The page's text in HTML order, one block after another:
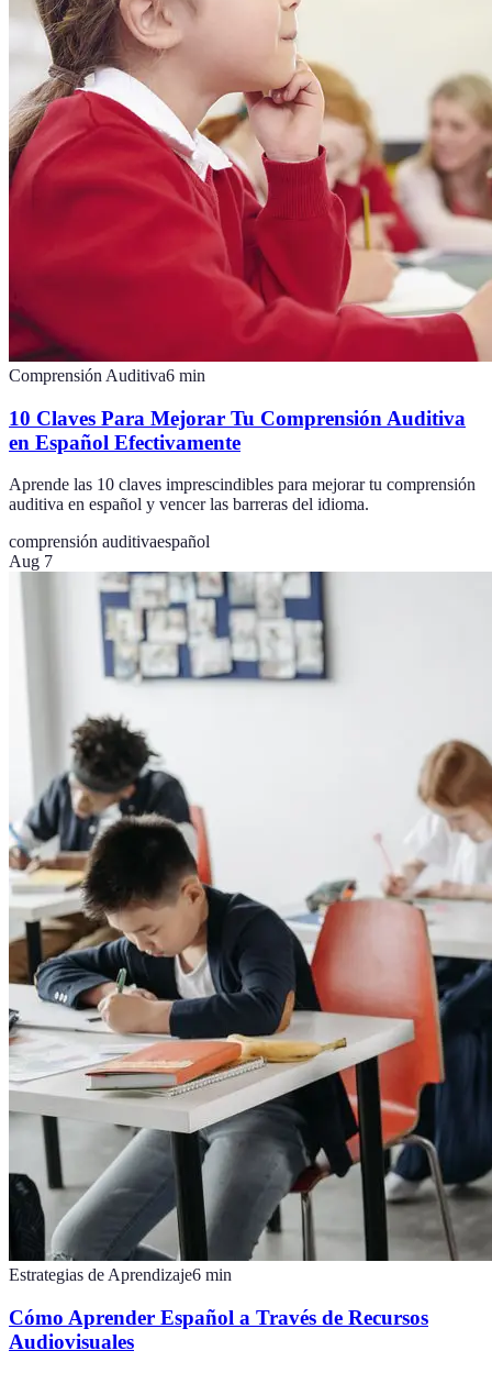
Comprensión Auditiva6 min
10 Claves Para Mejorar Tu Comprensión Auditiva
en Español Efectivamente
Aprende las 10 claves imprescindibles para mejorar tu comprensión
auditiva en español y vencer las barreras del idioma.
comprensión auditivaespañol
Aug 7
Estrategias de Aprendizaje6 min
Cómo Aprender Español a Través de Recursos
Audiovisuales